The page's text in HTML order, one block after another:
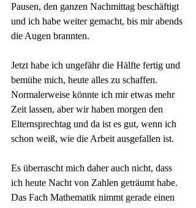
Pausen, den ganzen Nachmittag beschäftigt
und ich habe weiter gemacht, bis mir abends
die Augen brannten.
Jetzt habe ich ungefähr die Hälfte fertig und
bemühe mich, heute alles zu schaffen.
Normalerweise könnte ich mir etwas mehr
Zeit lassen, aber wir haben morgen den
Elternsprechtag und da ist es gut, wenn ich
schon weiß, wie die Arbeit ausgefallen ist.
Es überrascht mich daher auch nicht, dass
ich heute Nacht von Zahlen geträumt habe.
Das Fach Mathematik nimmt gerade einen